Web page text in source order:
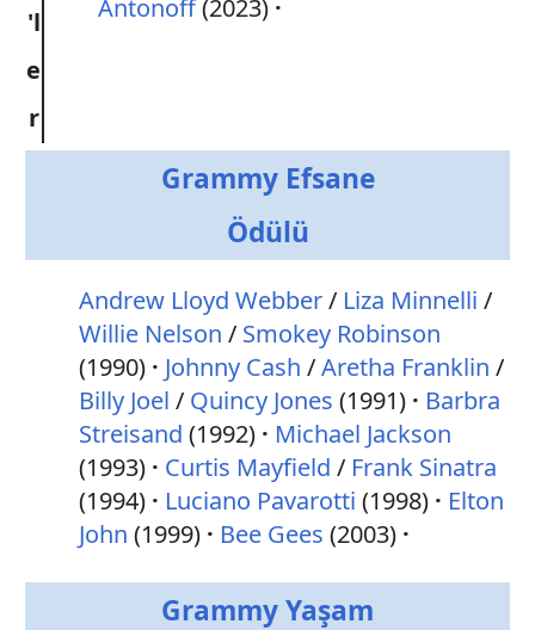
'l
e
r
Antonoff(2023)
Grammy Efsane
Ödülü
Andrew Lloyd Webber/ Liza Minnelli /
Willie Nelson / Smokey Robinson
(1990)
Johnny Cash /Aretha Franklin /
Billy Joel / Quincy Jones (1991)
Barbra
Streisand (1992)
Michael Jackson
(1993)
Curtis Mayfield / Frank Sinatra
(1994)
Luciano Pavarotti (1998)
Elton
John (1999) Bee Gees (2003)
Grammy Yaşam